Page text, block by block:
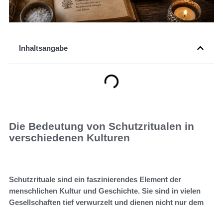
Inhaltsangabe
Die Bedeutung von Schutzritualen in
verschiedenen Kulturen
Schutzrituale sind ein faszinierendes Element der
menschlichen Kultur und Geschichte. Sie sind in vielen
Gesellschaften tief verwurzelt und dienen nicht nur dem